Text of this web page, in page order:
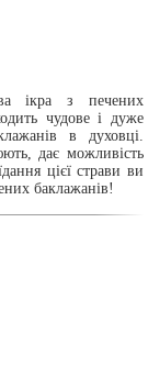
ікра з печених
чудове і дуже
в духовці.
дає можливість
цієї страви ви
баклажанів!